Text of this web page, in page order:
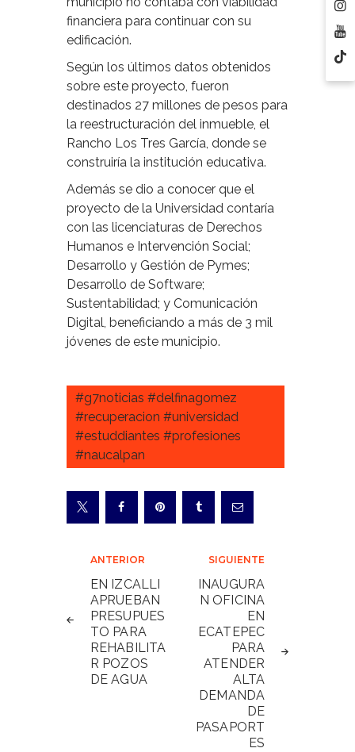
financiera para continuar con su
edificación.
Según los últimos datos obtenidos
sobre este proyecto, fueron
destinados 27 millones de pesos para
la reestructuración del inmueble, el
Rancho Los Tres García, donde se
construiría la institución educativa.
Además se dio a conocer que el
proyecto de la Universidad contaría
con las licenciaturas de Derechos
Humanos e Intervención Social;
Desarrollo y Gestión de Pymes;
Desarrollo de Software;
Sustentabilidad; y Comunicación
Digital, beneficiando a más de 3 mil
jóvenes de este municipio.
#g7noticias #delfinagomez
#recuperacion #universidad
#estuddiantes #profesiones
#naucalpan
Navegación
de
entradas
ANTERIOR
EN IZCALLI
APRUEBAN
PRESUPUES
TO PARA
REHABILITA
R POZOS
DE AGUA
SIGUIENTE
INAUGURA
N OFICINA
EN
ECATEPEC
PARA
ATENDER
ALTA
DEMANDA
DE
PASAPORT
ES